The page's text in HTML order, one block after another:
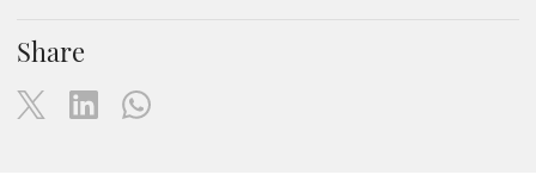
Share